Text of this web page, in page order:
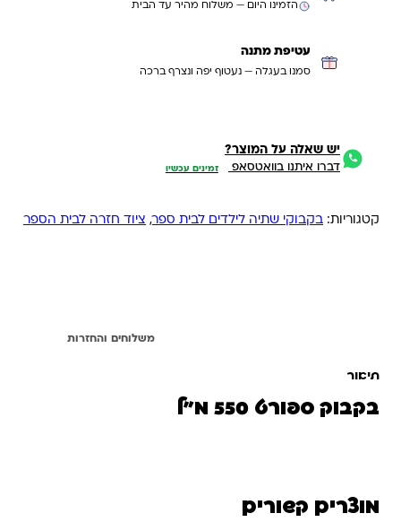
הזמינו היום — משלוח מהיר עד הבית
עטיפת מתנה
סמנו בעגלה — נעטוף יפה ונצרף ברכה
יש שאלה על המוצר?
דברו איתנו בוואטסאפ זמינים עכשיו
קטגוריות: בקבוקי שתיה לילדים לבית ספר, ציוד חזרה לבית הספר
משלוחים והחזרות
תיאור
בקבוק ספורט 550 מ”ל
מוצרים קשורים